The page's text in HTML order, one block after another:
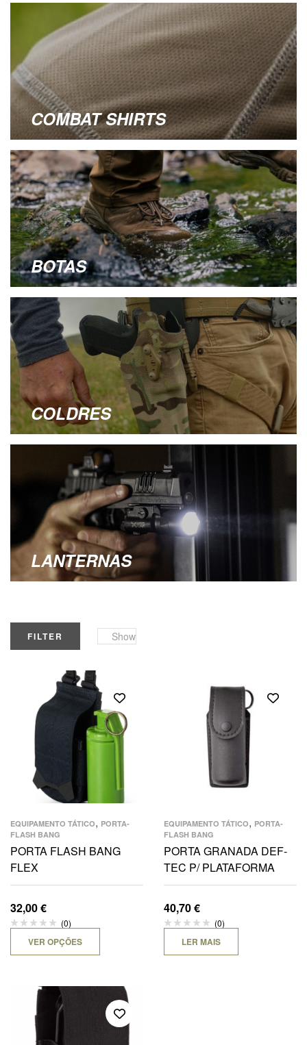
COMBAT SHIRTS
BOTAS
COLDRES
LANTERNAS
FILTER Show
EQUIPAMENTO TÁTICO, PORTA-
FLASH BANG
PORTA FLASH BANG
FLEX
32,00€
(0)
VER OPÇÕES
EQUIPAMENTO TÁTICO, PORTA-
FLASH BANG
PORTA GRANADA DEF-
TEC P/ PLATAFORMA
40,70€
(0)
LER MAIS